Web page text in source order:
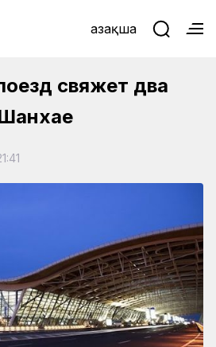
Қазақша
свяжет два